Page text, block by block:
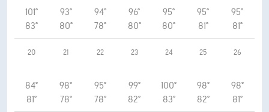
101°
83°
93°
80°
94°
78°
96°
80°
95°
80°
95°
81°
95°
81°
20
84°
81°
21
98°
78°
22
95°
78°
23
99°
82°
24
100°
83°
25
98°
82°
26
98°
81°